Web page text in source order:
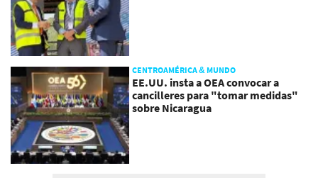
CENTROAMÉRICA & MUNDO
EE.UU. insta a OEA convocar a
cancilleres para "tomar medidas"
sobre Nicaragua